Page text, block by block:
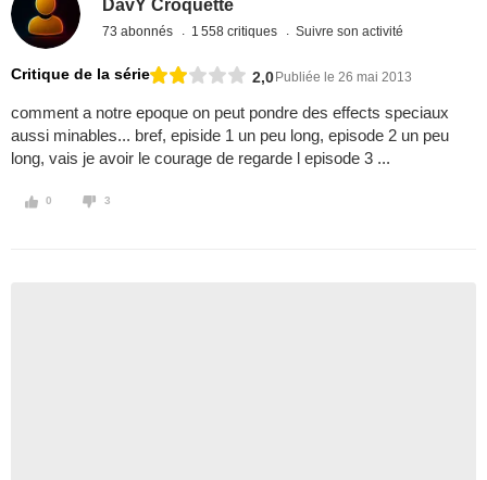
DavY Croquette
73 abonnés 1 558 critiques Suivre son activité
Critique de la série 2,0Publiée le 26 mai 2013
comment a notre epoque on peut pondre des effects speciaux
aussi minables... bref, episide 1 un peu long, episode 2 un peu
long, vais je avoir le courage de regarde l episode 3 ...
0 3